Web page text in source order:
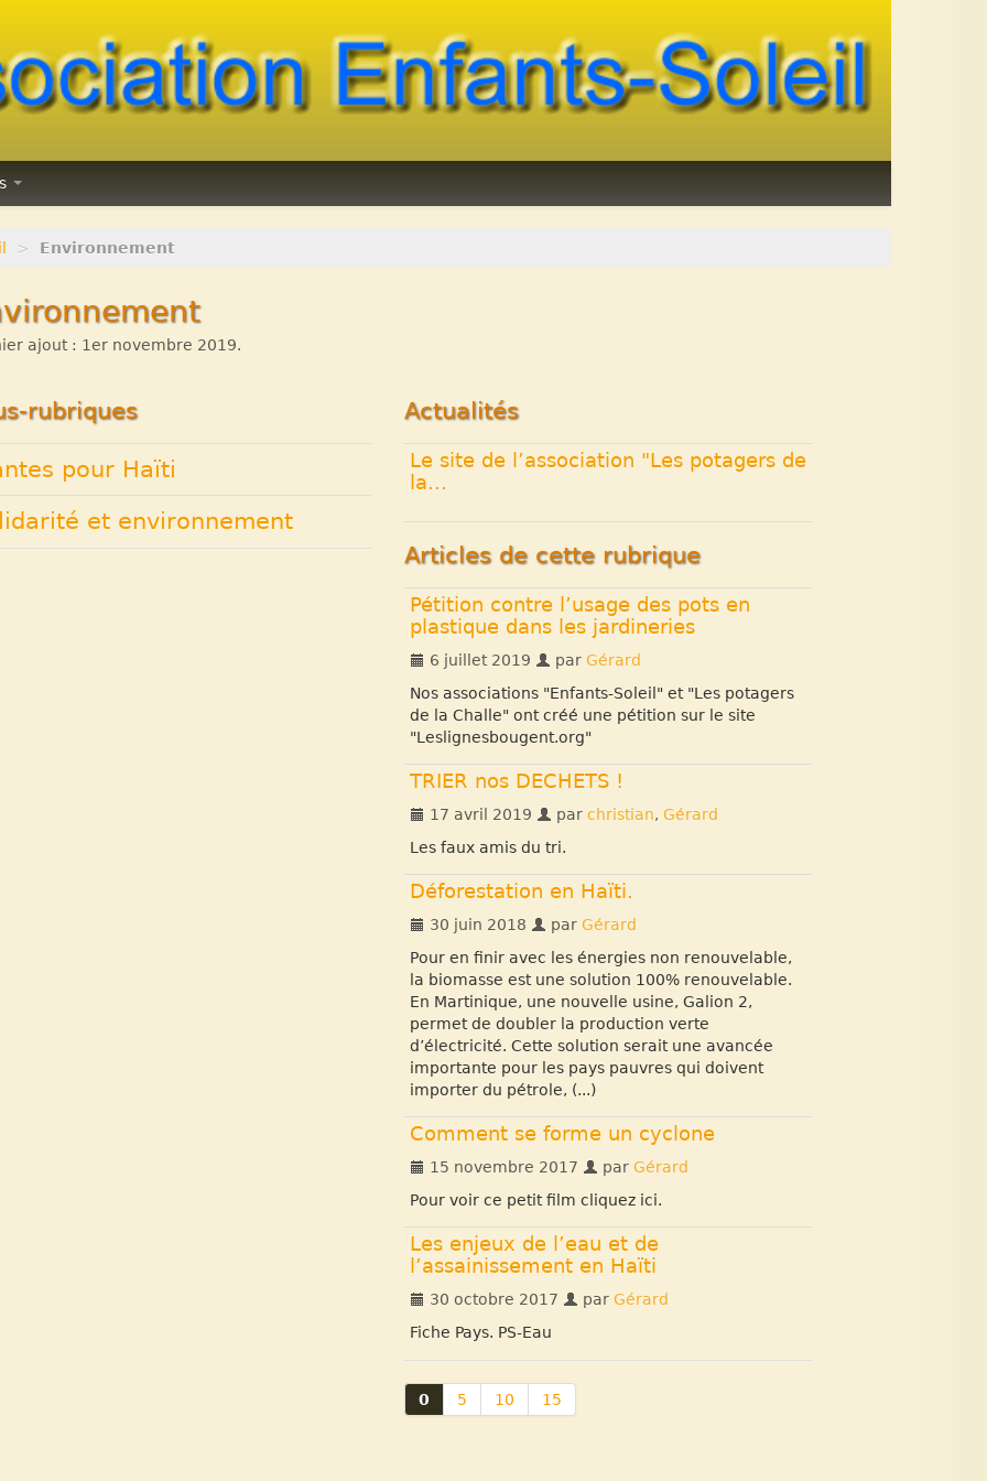
> Environnement
ajout : 1er novembre 2019.
rubriques
pour Haïti
et environnement
Actualités
Le site de l’association "Les potagers de
la...
Articles de cette rubrique
Pétition contre l’usage des pots en
plastique dans les jardineries
6 juillet 2019 par Gérard
Nos associations "Enfants-Soleil" et "Les potagers
de la Challe" ont créé une pétition sur le site
"Leslignesbougent.org"
TRIER nos DECHETS !
17 avril 2019 par christian, Gérard
Les faux amis du tri.
Déforestation en Haïti.
30 juin 2018 par Gérard
Pour en finir avec les énergies non renouvelable,
la biomasse est une solution 100% renouvelable.
En Martinique, une nouvelle usine, Galion 2,
permet de doubler la production verte
d’électricité. Cette solution serait une avancée
importante pour les pays pauvres qui doivent
importer du pétrole, (...)
Comment se forme un cyclone
15 novembre 2017 par Gérard
Pour voir ce petit film cliquez ici.
Les enjeux de l’eau et de
l’assainissement en Haïti
30 octobre 2017 par Gérard
Fiche Pays. PS-Eau
0 5 10 15